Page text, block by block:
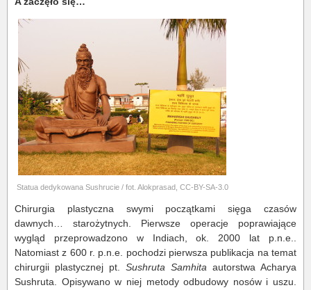
Statua dedykowana Sushrucie / fot. Alokprasad, CC-BY-SA-3.0
Chirurgia plastyczna swymi początkami sięga czasów
dawnych… starożytnych. Pierwsze operacje poprawiające
wygląd przeprowadzono w Indiach, ok. 2000 lat p.n.e..
Natomiast z 600 r. p.n.e. pochodzi pierwsza publikacja na temat
chirurgii plastycznej pt. Sushruta Samhita autorstwa Acharya
Sushruta. Opisywano w niej metody odbudowy nosów i uszu.